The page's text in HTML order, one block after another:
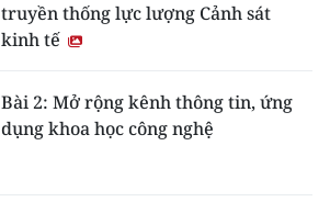
truyền thống lực lượng Cảnh sát
kinh tế
Bài 2: Mở rộng kênh thông tin, ứng
dụng khoa học công nghệ